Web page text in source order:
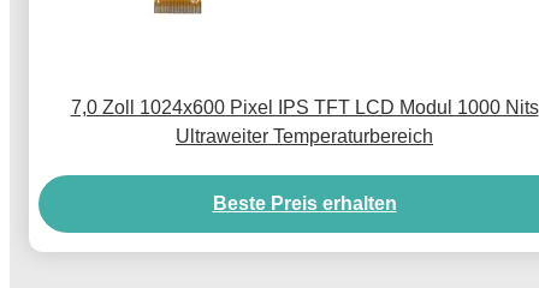
7,0 Zoll 1024x600 Pixel IPS TFT LCD Modul 1000 Nits
Ultraweiter Temperaturbereich
Beste Preis erhalten